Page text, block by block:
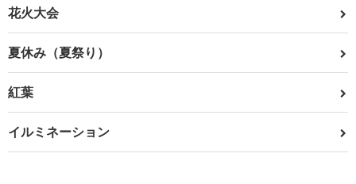
花火大会
夏休み（夏祭り）
紅葉
イルミネーション